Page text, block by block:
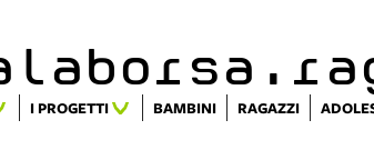
I PROGETTI BAMBINI RAGAZZI